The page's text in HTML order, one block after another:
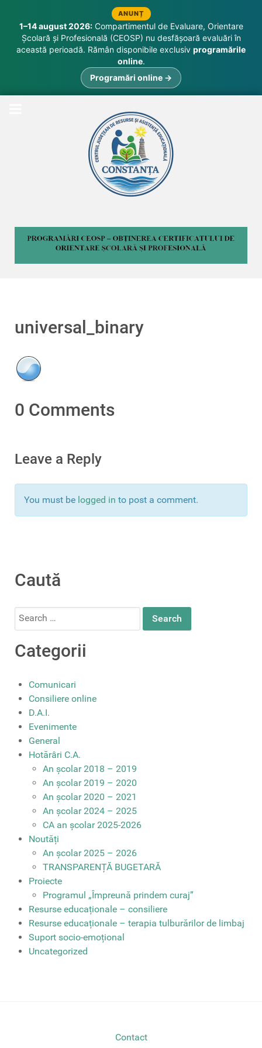
ANUNȚ
1–14 august 2026:Compartimentul de Evaluare, Orientare
Școlară și Profesională (CEOSP) nu desfășoară evaluări în
această perioadă. Rămân disponibile exclusiv programările
online.
Programări online →
universal_binary
0 Comments
Leave a Reply
You must be logged in to post a comment.
Caută
Search
Categorii
Comunicari
Consiliere online
D.A.I.
Evenimente
General
Hotărâri C.A.
An școlar 2018 – 2019
An școlar 2019 – 2020
An școlar 2020 – 2021
An școlar 2024 – 2025
CA an școlar 2025-2026
Noutăți
An școlar 2025 – 2026
TRANSPARENȚĂ BUGETARĂ
Proiecte
Programul „Împreună prindem curaj”
Resurse educaționale – consiliere
Resurse educaționale – terapia tulburărilor de limbaj
Suport socio-emoțional
Uncategorized
Contact